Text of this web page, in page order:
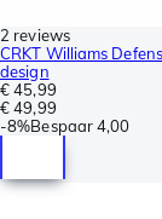
2 reviews
CRKT Williams
design
€ 45,99
€ 49,99
-8%Bespaar4,00